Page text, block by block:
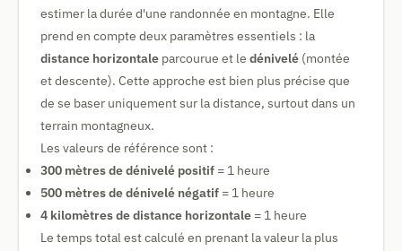
estimer la durée d'une randonnée en montagne. Elle
prend en compte deux paramètres essentiels : la
distance horizontale parcourue et le dénivelé (montée
et descente). Cette approche est bien plus précise que
de se baser uniquement sur la distance, surtout dans un
terrain montagneux.
Les valeurs de référence sont :
300 mètres de dénivelé positif = 1 heure
500 mètres de dénivelé négatif = 1 heure
4 kilomètres de distance horizontale = 1 heure
Le temps total est calculé en prenant la valeur la plus